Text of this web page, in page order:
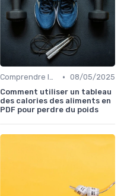
Comprendre les calories • 08/05/2025
Comment utiliser un tableau
des calories des aliments en
PDF pour perdre du poids